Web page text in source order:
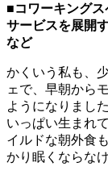
■コワーキング
サービスを展開す
など
かくいう私も、
ェで、早朝から
ようになりまし
いっぱい生まれ
イルドな朝外食
かり眠くならな